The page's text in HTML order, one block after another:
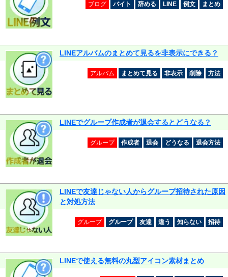
ブログ バイト 辞める LINE 例文 まとめ
LINEアルバムのまとめて見るを非表示にできる？
アルバム まとめて見る 非表示 削除 方法
LINEでグループ作成者が退会するとどうなる？
グループ 作成者 退会 どうなる 退会方法
LINEで友達じゃない人からグループ招待された原因
と対処方法
グループ グループ 友達 違う 知らない 招待
LINEで使える無料の丸型アイコン素材まとめ